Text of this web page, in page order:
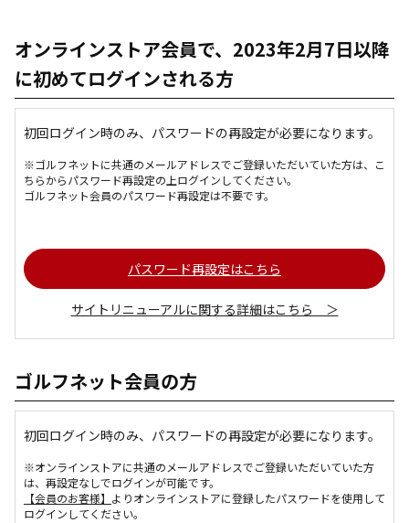
オンラインストア会員で、2023年2月7日以降
に初めてログインされる方
初回ログイン時のみ、パスワードの再設定が必要になります。
※ゴルフネットに共通のメールアドレスでご登録いただいていた方は、こ
ちらからパスワード再設定の上ログインしてください。
ゴルフネット会員のパスワード再設定は不要です。
パスワード再設定はこちら
サイトリニューアルに関する詳細はこちら ＞
ゴルフネット会員の方
初回ログイン時のみ、パスワードの再設定が必要になります。
※オンラインストアに共通のメールアドレスでご登録いただいていた方
は、再設定なしでログインが可能です。
【会員のお客様】 よりオンラインストアに登録したパスワードを使用して
ログインしてください。